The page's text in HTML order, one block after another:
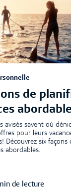
de
avisés savent où
pour leurs
Découvrez six
abordables.
de lecture